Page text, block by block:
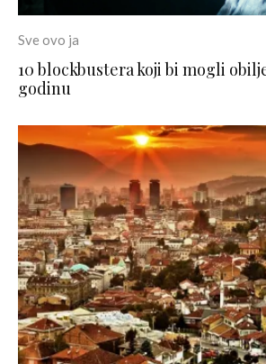
Sve ovo ja
10 blockbustera koji bi mogli
godinu